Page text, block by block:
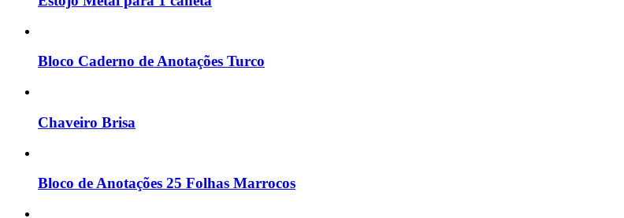
Bloco Caderno de Anotações Turco
Chaveiro Brisa
Bloco de Anotações 25 Folhas Marrocos